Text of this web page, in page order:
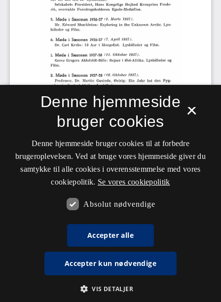
×
Denne hjemmeside
bruger cookies
Denne hjemmeside bruger cookies til at forbedre
brugeroplevelsen. Ved at bruge vores hjemmeside giver du
samtykke til alle cookies i overensstemmelse med vores
cookiepolitik. Se vores cookiepolitik
Absolut nødvendige
Accepter alle
Accepter kun nødvendige
VIS DETALJER